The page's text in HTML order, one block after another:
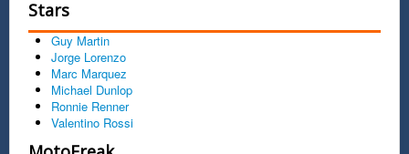
Stars
Guy Martin
Jorge Lorenzo
Marc Marquez
Michael Dunlop
Ronnie Renner
Valentino Rossi